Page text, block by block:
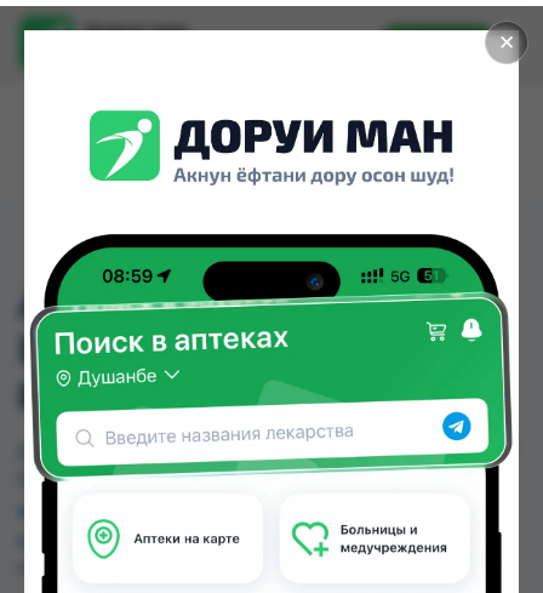
✕
Доруи ман
Установить
ADULPED ДЛЯ
ВЗРОСЛЫХ (МЕДИУМ)
85-125СМ 1Х30 50-70КГ+
ADULPED ДЛЯ ВЗРОСЛЫХ (МЕДИУМ) 85-125СМ
1Х30 50-70КГ+ можно купить или заказать в
цене от 5.00 TJS до 5.50 TJS в Душанбе и других